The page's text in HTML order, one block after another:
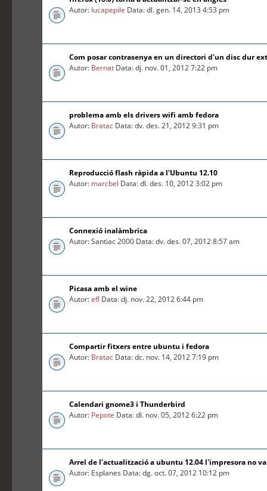
Autor: lucapepile Data: dl. gen. 14, 2013 4:53 pm
Com posar contrasenya en un directori d'un disc dur
Autor: Bernat Data: dj. nov. 01, 2012 7:22 pm
problema amb els drivers wifi amb fedora
Autor: Bratac Data: dv. des. 21, 2012 9:31 pm
Reproducció flash ràpida a l'Ubuntu 12.10
Autor: marcbel Data: dl. des. 10, 2012 3:02 pm
Connexió inalàmbrica
Autor: Santiac 2000 Data: dv. des. 07, 2012 8:57 am
Picasa amb el wine
Autor:efl Data: dj. nov. 22, 2012 6:44 pm
Compartir fitxers entre ubuntu i fedora
Autor: Bratac Data: dc. nov. 14, 2012 7:19 pm
Calendari gnome3 i Thunderbird
Autor: Pepote Data: dl. nov. 05, 2012 6:22 pm
Arrel de l'actualització a ubuntu 12.04 l'impresora no va
Autor: Esplanes Data: dg. oct. 07, 2012 10:12 pm